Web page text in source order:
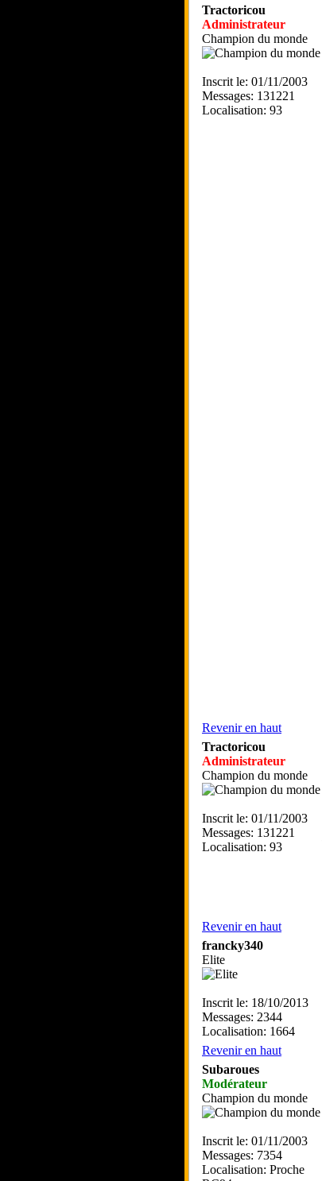
Tractoricou
Administrateur
Champion du monde
Inscrit le: 01/11/2003
Messages: 131221
Localisation: 93
Revenir en haut
Tractoricou
Administrateur
Champion du monde
Inscrit le: 01/11/2003
Messages: 131221
Localisation: 93
Revenir en haut
francky340
Elite
Inscrit le: 18/10/2013
Messages: 2344
Localisation: 1664
Revenir en haut
Subaroues
Modérateur
Champion du monde
Inscrit le: 01/11/2003
Messages: 7354
Localisation: Proche